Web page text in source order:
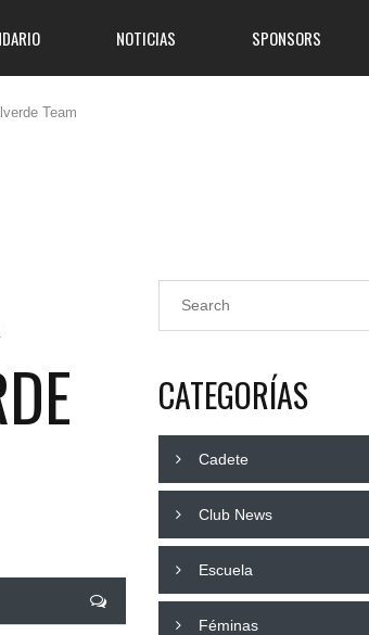
NOTICIAS SPONSORS
Team
CATEGORÍAS
Cadete
Club News
Escuela
Féminas